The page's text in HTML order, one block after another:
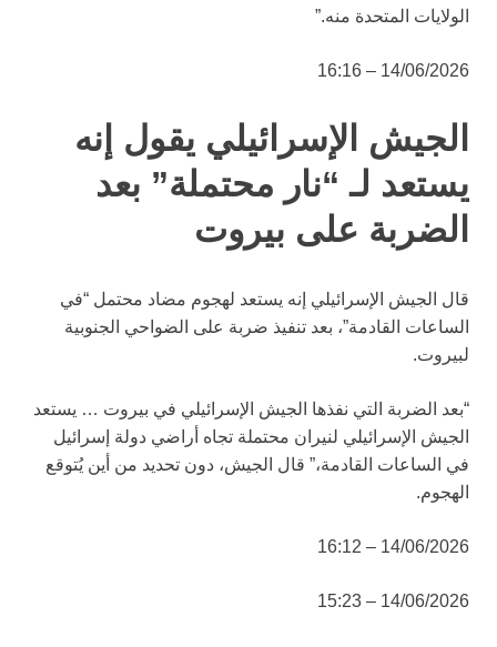
الولايات المتحدة منه.”
14/06/2026 – 16:16
الجيش الإسرائيلي يقول إنه
يستعد لـ “نار محتملة” بعد
الضربة على بيروت
قال الجيش الإسرائيلي إنه يستعد لهجوم مضاد محتمل “في
الساعات القادمة”، بعد تنفيذ ضربة على الضواحي الجنوبية
لبيروت.
“بعد الضربة التي نفذها الجيش الإسرائيلي في بيروت … يستعد
الجيش الإسرائيلي لنيران محتملة تجاه أراضي دولة إسرائيل
في الساعات القادمة،” قال الجيش، دون تحديد من أين يُتوقع
الهجوم.
14/06/2026 – 16:12
14/06/2026 – 15:23